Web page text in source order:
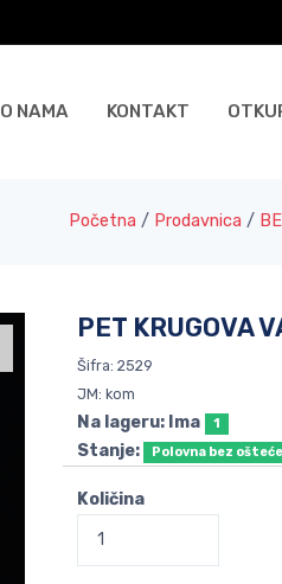
O NAMA KONTAKT
Početna / Prodavnica /
PET KRUGOVA
Šifra: 2529
JM: kom
Na lageru: Ima 1
Stanje: Polovna bez
Količina